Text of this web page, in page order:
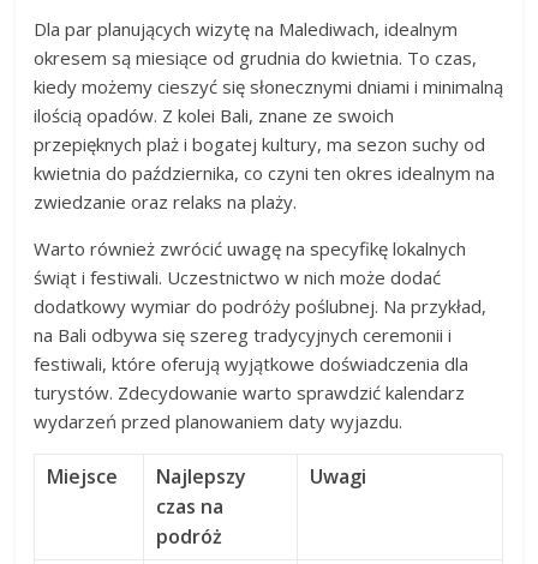
Dla par planujących wizytę na Malediwach, idealnym
okresem są miesiące od grudnia do kwietnia. To czas,
kiedy możemy cieszyć się słonecznymi dniami i minimalną
ilością opadów. Z kolei Bali, znane ze swoich
przepięknych plaż i bogatej kultury, ma sezon suchy od
kwietnia do października, co czyni ten okres idealnym na
zwiedzanie oraz relaks na plaży.
Warto również zwrócić uwagę na specyfikę lokalnych
świąt i festiwali. Uczestnictwo w nich może dodać
dodatkowy wymiar do podróży poślubnej. Na przykład,
na Bali odbywa się szereg tradycyjnych ceremonii i
festiwali, które oferują wyjątkowe doświadczenia dla
turystów. Zdecydowanie warto sprawdzić kalendarz
wydarzeń przed planowaniem daty wyjazdu.
Miejsce
Najlepszy
czas na
podróż
Uwagi